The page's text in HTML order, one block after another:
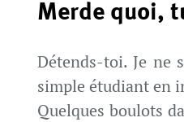
Merde quoi,
Détends-toi. Je ne
simple étudiant en
Quelques boulots